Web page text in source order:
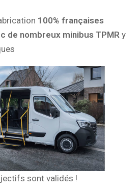
100% françaises
de nombreux minibus TPMR y
sont validés !